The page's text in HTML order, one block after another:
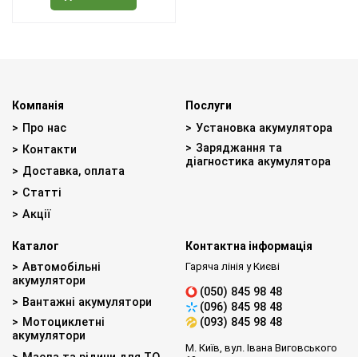
Компанія
Про нас
Контакти
Доставка, оплата
Статті
Акції
Послуги
Установка акумулятора
Заряджання та
діагностика акумулятора
Каталог
Автомобільні
акумулятори
Вантажні акумулятори
Мотоциклетні
акумулятори
Контактна інформація
Гаряча лінія у Києві
(050) 845 98 48
(096) 845 98 48
(093) 845 98 48
М. Київ, вул. Івана Виговського